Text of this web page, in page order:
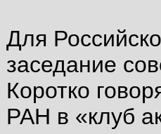
Для
заседание
Коротко
РАН в «клуб